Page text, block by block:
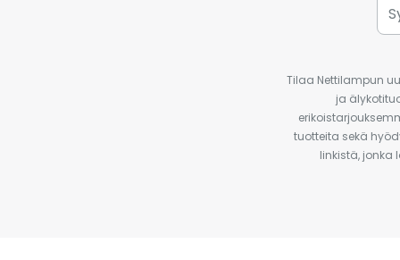
Tilaa Nettilampun
ja
tuotteita sekä
linkistä, jonka